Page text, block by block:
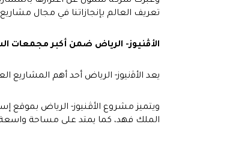
تعريف العالم بإنجازاتنا في مجال
الأڤنيوز- الرياض ضمن أكبر مجمعات
يعد الأﭬنيوز- الرياض أحد أهم المشاريع
ويتميز مشروع الأڤنيوز- الرياض
الملك فهد، كما يمتد على مساحة واسعة قابلة